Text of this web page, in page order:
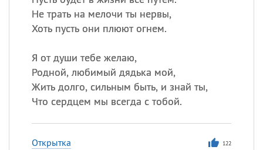
Не трать на мелочи ты нервы,
Хоть пусть они плюют огнем.
Я от души тебе желаю,
Родной, любимый дядька мой,
Жить долго, сильным быть, и знай ты,
Что сердцем мы всегда с тобой.
Открытка 122